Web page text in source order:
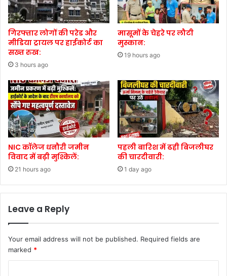
गिरफ्तार लोगों की परेड और
मीडिया ट्रायल पर हाईकोर्ट का
सख्त रुख:
3 hours ago
मासूमों के चेहरे पर लौटी
मुस्कान:
19 hours ago
NIC कॉलेज धनौरी जमीन
विवाद में बढ़ी मुश्किलें:
21 hours ago
पहली बारिश में ढही बिजलीघर
की चारदीवारी:
1 day ago
Leave a Reply
Your email address will not be published. Required fields are
marked *